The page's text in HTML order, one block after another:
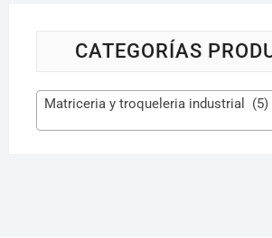
CATEGORÍAS
Matriceria y troqueleria industrial (5)